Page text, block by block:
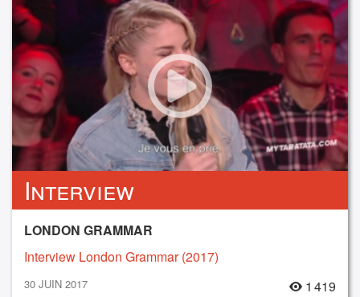
Interview
LONDON GRAMMAR
Interview London Grammar (2017)
30 JUIN 2017 1 419